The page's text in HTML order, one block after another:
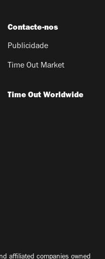
Contacte-nos
Publicidade
Time Out Market
Time Out Worldwide
affiliated companies owned